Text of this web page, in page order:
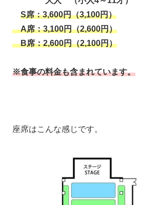
S席：3,600円（3,100円）
A席：3,100円（2,600円）
B席：2,600円（2,100円）
※食事の料金も含まれています。
座席はこんな感じです。